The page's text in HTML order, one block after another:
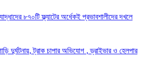
৮৭০টি ফ্ল্যাটের অর্ধেকই প্রভাবশালীদের দখলে
দুর্ঘটনায়, ট্রাক চাপার অভিযোগ , ড্রাইভার ও হেলপার